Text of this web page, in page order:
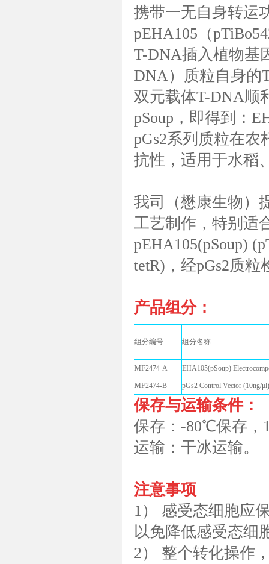
携带一无自身转运
pEHA105（
T-DNA插入植物基
DNA）质粒自身的
双元载体T-DNA顺
pSoup，即得到：
pGs2系列质粒在农
抗性，适用于水稻
我司（懋康生物）
工艺制作，特别适
pEHA105(pSoup)
tetR)，经pGs2质
产品组分：
组分编号 组分名称
MF2474-A EHA105(pSoup)
MF2474-B pGs2 Control Vector (10ng/μl)
保存与运输条件：
保存：-80℃保存，
运输：干冰运输。
注意事项
1） 感受态细胞应
以免降低感受态细
2） 整个转化操作